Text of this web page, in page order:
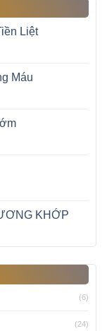
Liệt
Máu
KHỚP
(6)
(24)